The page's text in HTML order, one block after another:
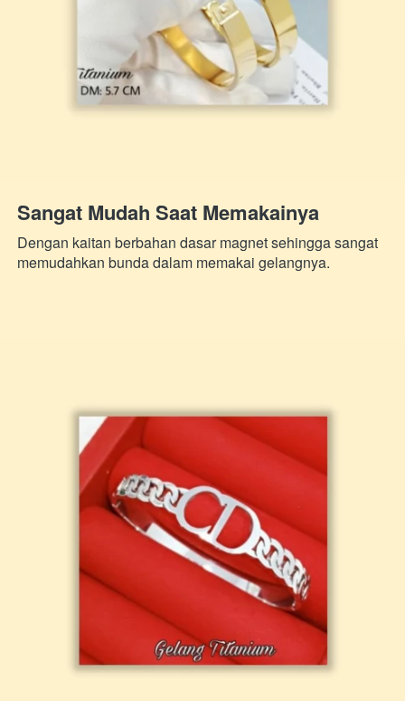
Sangat Mudah Saat Memakainya
Dengan kaitan berbahan dasar magnet sehingga sangat
memudahkan bunda dalam memakai gelangnya.